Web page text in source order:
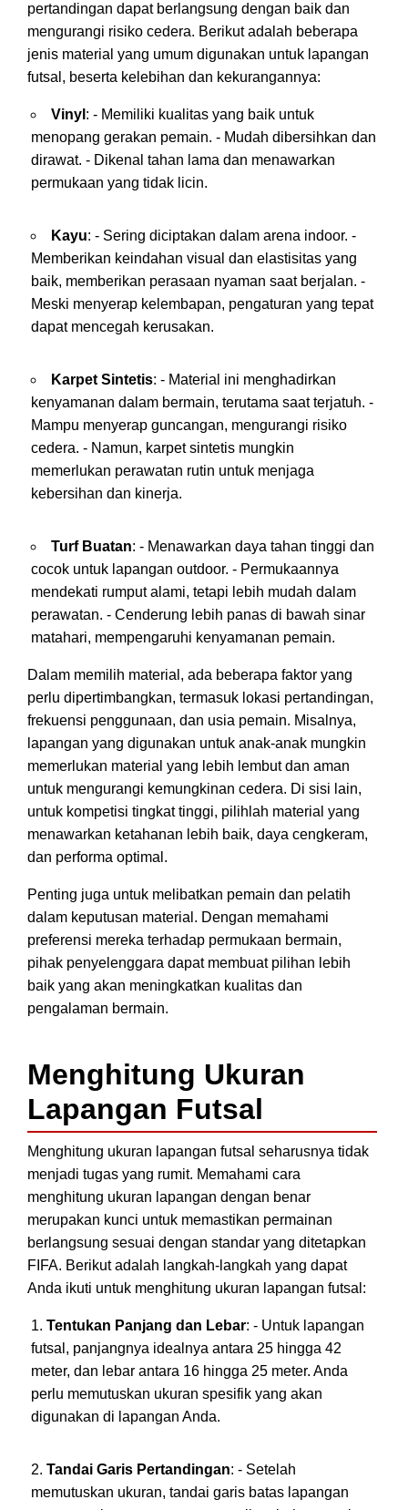
pertandingan dapat berlangsung dengan baik dan
mengurangi risiko cedera. Berikut adalah beberapa
jenis material yang umum digunakan untuk lapangan
futsal, beserta kelebihan dan kekurangannya:
Vinyl : - Memiliki kualitas yang baik untuk
menopang gerakan pemain. - Mudah dibersihkan dan
dirawat. - Dikenal tahan lama dan menawarkan
permukaan yang tidak licin.
Kayu: - Sering diciptakan dalam arena indoor. -
Memberikan keindahan visual dan elastisitas yang
baik, memberikan perasaan nyaman saat berjalan. -
Meski menyerap kelembapan, pengaturan yang tepat
dapat mencegah kerusakan.
Karpet Sintetis: - Material ini menghadirkan
kenyamanan dalam bermain, terutama saat terjatuh. -
Mampu menyerap guncangan, mengurangi risiko
cedera. - Namun, karpet sintetis mungkin
memerlukan perawatan rutin untuk menjaga
kebersihan dan kinerja.
Turf Buatan: - Menawarkan daya tahan tinggi dan
cocok untuk lapangan outdoor. - Permukaannya
mendekati rumput alami, tetapi lebih mudah dalam
perawatan. - Cenderung lebih panas di bawah sinar
matahari, mempengaruhi kenyamanan pemain.
Dalam memilih material, ada beberapa faktor yang
perlu dipertimbangkan, termasuk lokasi pertandingan,
frekuensi penggunaan, dan usia pemain. Misalnya,
lapangan yang digunakan untuk anak-anak mungkin
memerlukan material yang lebih lembut dan aman
untuk mengurangi kemungkinan cedera. Di sisi lain,
untuk kompetisi tingkat tinggi, pilihlah material yang
menawarkan ketahanan lebih baik, daya cengkeram,
dan performa optimal.
Penting juga untuk melibatkan pemain dan pelatih
dalam keputusan material. Dengan memahami
preferensi mereka terhadap permukaan bermain,
pihak penyelenggara dapat membuat pilihan lebih
baik yang akan meningkatkan kualitas dan
pengalaman bermain.
Menghitung Ukuran
Lapangan Futsal
Menghitung ukuran lapangan futsal seharusnya tidak
menjadi tugas yang rumit. Memahami cara
menghitung ukuran lapangan dengan benar
merupakan kunci untuk memastikan permainan
berlangsung sesuai dengan standar yang ditetapkan
FIFA. Berikut adalah langkah-langkah yang dapat
Anda ikuti untuk menghitung ukuran lapangan futsal:
Tentukan Panjang dan Lebar: - Untuk lapangan
futsal, panjangnya idealnya antara 25 hingga 42
meter, dan lebar antara 16 hingga 25 meter. Anda
perlu memutuskan ukuran spesifik yang akan
digunakan di lapangan Anda.
Tandai Garis Pertandingan: - Setelah
memutuskan ukuran, tandai garis batas lapangan